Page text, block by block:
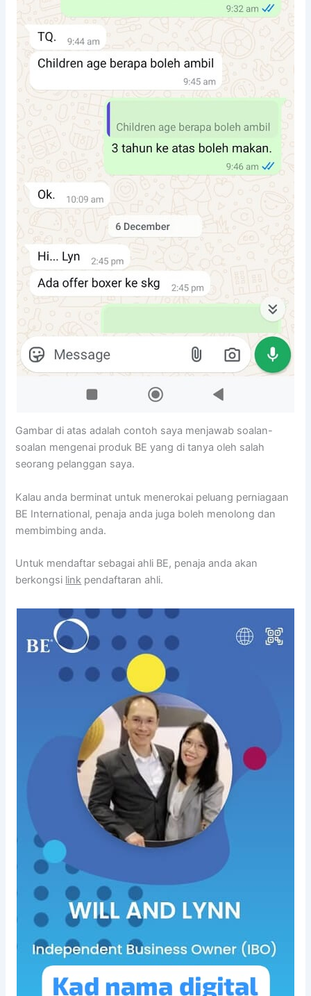
Gambar di atas adalah contoh saya menjawab soalan-
soalan mengenai produk BE yang di tanya oleh salah
seorang pelanggan saya.
Kalau anda berminat untuk menerokai peluang perniagaan
BE International, penaja anda juga boleh menolong dan
membimbing anda.
Untuk mendaftar sebagai ahli BE, penaja anda akan
berkongsi link pendaftaran ahli.